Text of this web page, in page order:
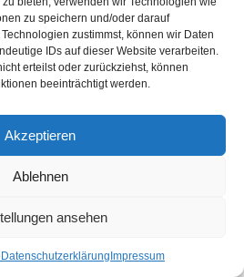
zu speichern und/oder darauf
zustimmst, können wir Daten
IDs auf dieser Website verarbeiten.
erteilst oder zurückziehst, können
beeinträchtigt werden.
Akzeptieren
Ablehnen
ansehen
Datenschutzerklärung Impressum